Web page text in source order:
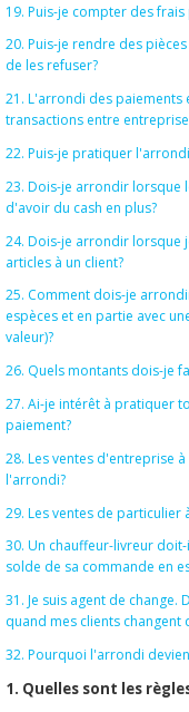
19. Puis-je compter des
20. Puis-je rendre des
de les refuser?
21. L'arrondi des paiements
transactions entre
22. Puis-je pratiquer
23. Dois-je arrondir lorsque
d'avoir du cash en plus?
24. Dois-je arrondir lorsque
articles à un client?
25. Comment dois-je
espèces et en partie avec
valeur)?
26. Quels montants dois-je
27. Ai-je intérêt à pratiquer
paiement?
28. Les ventes d'entreprise
l'arrondi?
29. Les ventes de
30. Un chauffeur-livreur
solde de sa commande en
31. Je suis agent de
quand mes clients changent
32. Pourquoi l'arrondi
1. Quelles sont les